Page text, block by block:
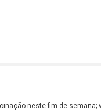
neste fim de semana;